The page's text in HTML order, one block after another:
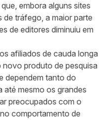
embora alguns sites
de tráfego, a maior parte
de editores diminuiu em
afiliados de cauda longa
produto de pesquisa
dependem tanto do
até mesmo os grandes
preocupados com o
comportamento de